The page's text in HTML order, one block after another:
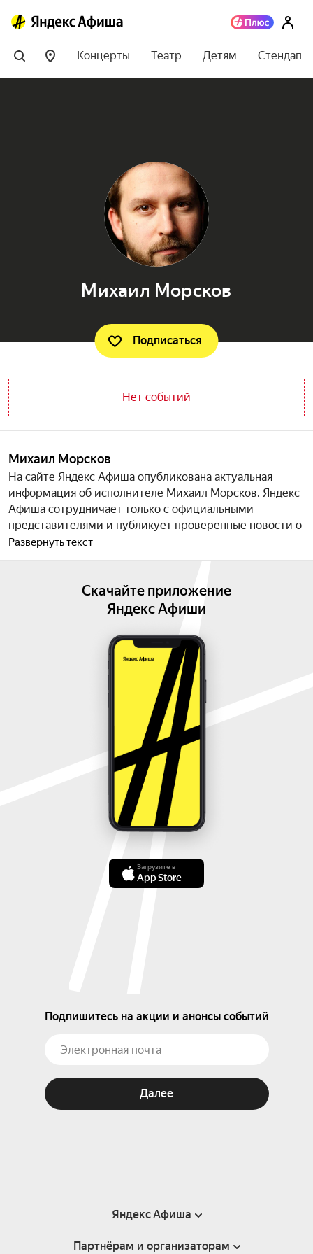
Концерты Театр Детям Стендап
Михаил Морсков
Подписаться
Нет событий
Михаил Морсков
На сайте Яндекс Афиша опубликована актуальная
информация об исполнителе Михаил Морсков. Яндекс
Афиша сотрудничает только c официальными
представителями и публикует проверенные новости о
событиях и датах всех концертов. Мы систематически
обновляем актуальный список концертов, а так же вы
Морсков, творчестве и наградах. Подпишитесь на
уведомления, и вы сможете купить билеты и уточнить
Развернуть текст
Скачайте приложение
Яндекс Афиши
Загрузите в
App Store
Подпишитесь на акции и анонсы событий
Далее
Яндекс Афиша
Справка
Партнёрам и организаторам